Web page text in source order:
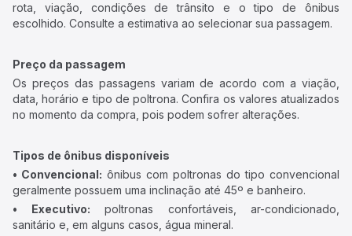
rota, viação, condições de trânsito e o tipo de ônibus
escolhido. Consulte a estimativa ao selecionar sua passagem.
Preço da passagem
Os preços das passagens variam de acordo com a viação,
data, horário e tipo de poltrona. Confira os valores atualizados
no momento da compra, pois podem sofrer alterações.
Tipos de ônibus disponíveis
• Convencional: ônibus com poltronas do tipo convencional
geralmente possuem uma inclinação até 45º e banheiro.
• Executivo: poltronas confortáveis, ar-condicionado,
sanitário e, em alguns casos, água mineral.